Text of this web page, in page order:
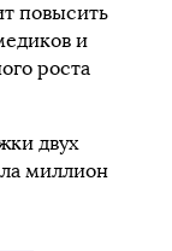
повысить
и
роста
двух
миллион